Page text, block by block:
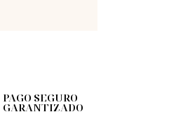
PAGO SEGURO
GARANTIZADO